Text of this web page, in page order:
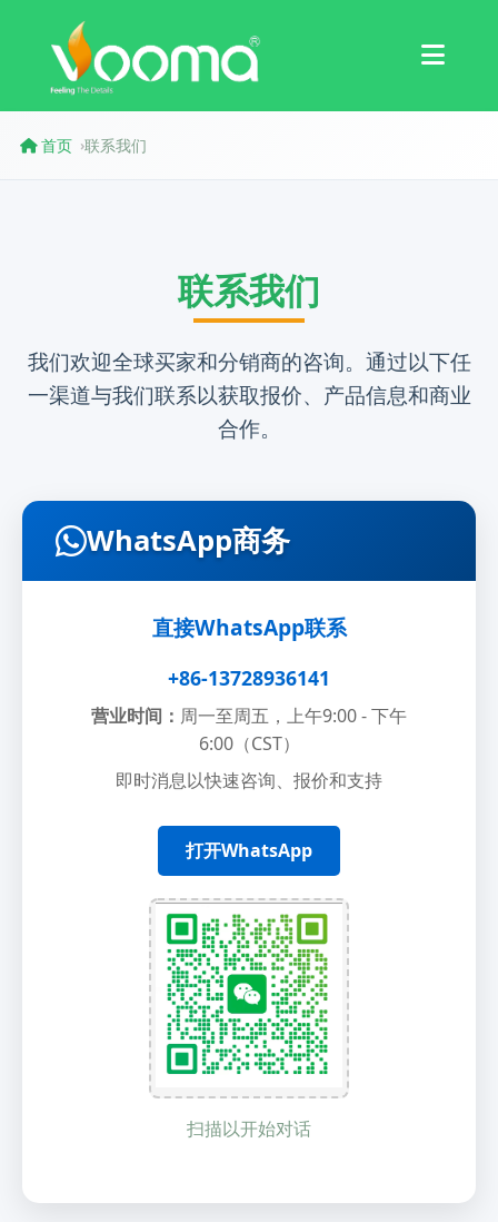
认证
案例研究
首页 ›联系我们
联系我们
我们欢迎全球买家和分销商的咨询。通过以下任
一渠道与我们联系以获取报价、产品信息和商业
合作。
WhatsApp商务
直接WhatsApp联系
+86-13728936141
营业时间： 周一至周五，上午9:00 - 下午
6:00（CST）
即时消息以快速咨询、报价和支持
打开WhatsApp
扫描以开始对话